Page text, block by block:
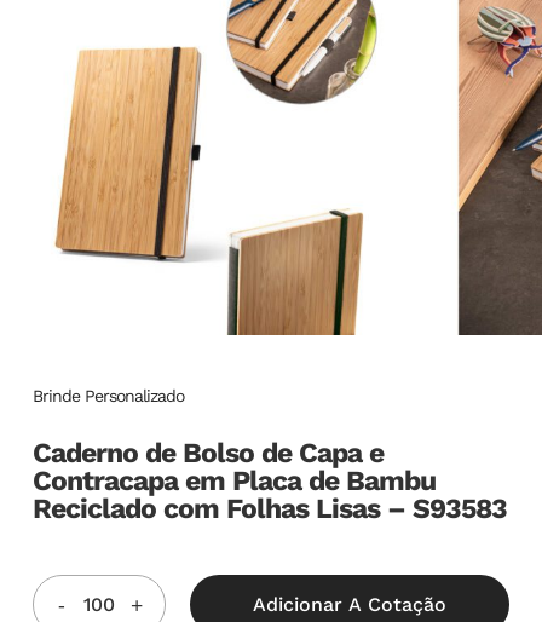
Brinde Personalizado
Caderno de Bolso de Capa e
Contracapa em Placa de Bambu
Reciclado com Folhas Lisas – S93583
Adicionar A Cotação